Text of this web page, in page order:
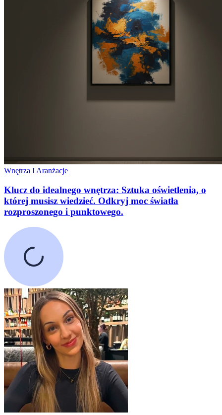
Wnętrza I Aranżacje
Klucz do idealnego wnętrza: Sztuka oświetlenia, o
której musisz wiedzieć. Odkryj moc światła
rozproszonego i punktowego.